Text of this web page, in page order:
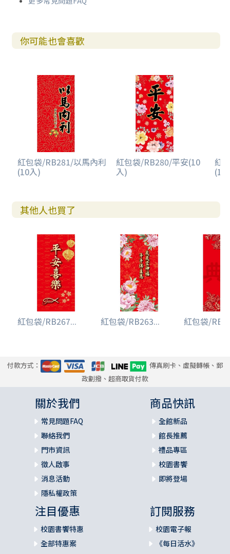
你可能也會喜歡
紅包袋/RB281/以馬內利
(10入)
紅包袋/RB280/平安(10
入)
紅
(10
其他人也買了
紅包袋/RB267... 紅包袋/RB263... 紅包袋/
付款方式：
傳真刷卡、虛擬轉帳、郵
政劃撥、超商取貨付款
關於我們
常見問題FAQ
聯絡我們
門市資訊
徵人啟事
消息活動
隱私權政策
商品快訊
全館新品
館長推薦
禮品專區
校園書饗
即將登場
注目優惠
校園書饗特惠
全部特惠案
訂閱服務
校園電子報
《每日活水》